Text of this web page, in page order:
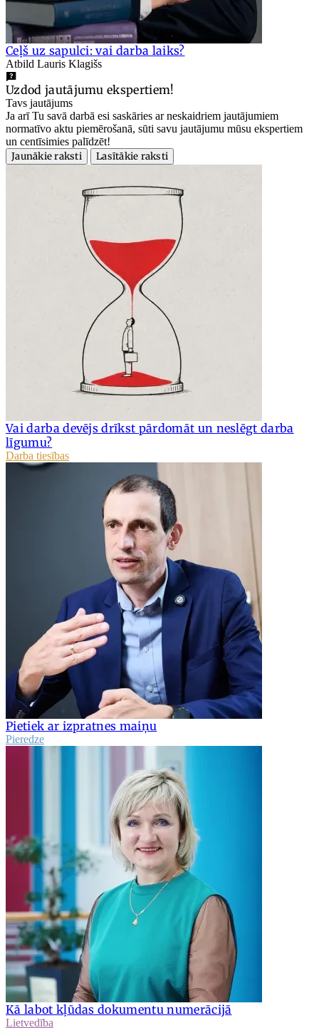
Ceļš uz sapulci: vai darba laiks?
Atbild Lauris Klagišs
Uzdod jautājumu ekspertiem!
Tavs jautājums
Ja arī Tu savā darbā esi saskāries ar neskaidriem jautājumiem
normatīvo aktu piemērošanā, sūti savu jautājumu mūsu ekspertiem
un centīsimies palīdzēt!
Jaunākie raksti
Lasītākie raksti
Vai darba devējs drīkst pārdomāt un neslēgt darba
līgumu?
Darba tiesības
Pietiek ar izpratnes maiņu
Pieredze
Kā labot kļūdas dokumentu numerācijā
Lietvedība